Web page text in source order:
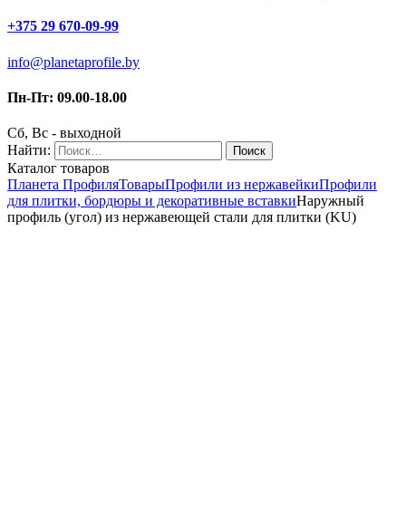
+375 29 670-09-99
info@planetaprofile.by
Пн-Пт: 09.00-18.00
Сб, Вс - выходной
Найти:
Каталог товаров
Планета ПрофиляТоварыПрофили из нержавейкиПрофили
для плитки, бордюры и декоративные вставкиНаружный
профиль (угол) из нержавеющей стали для плитки (KU)